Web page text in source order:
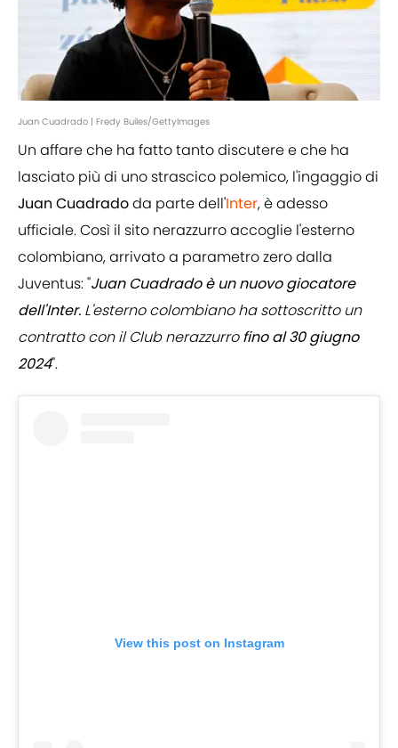
Juan Cuadrado | Fredy Builes/GettyImages
Un affare che ha fatto tanto discutere e che ha
lasciato più di uno strascico polemico, l'ingaggio di
Juan Cuadradoda parte dell'Inter, è adesso
ufficiale. Così il sito nerazzurro accoglie l'esterno
colombiano, arrivato a parametro zero dalla
Juventus: "Juan Cuadrado è un nuovo giocatore
dell'Inter. L'esterno colombiano ha sottoscritto un
contratto con il Club nerazzurrofino al 30 giugno
2024".
View this post on Instagram